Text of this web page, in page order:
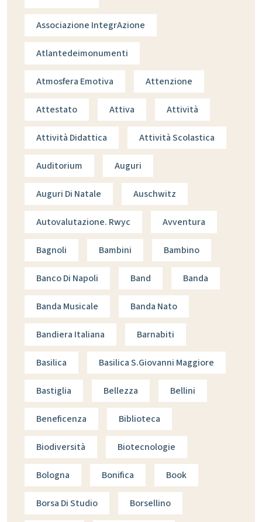
Associazione IntegrAzione
Atlantedeimonumenti
Atmosfera Emotiva Attenzione
Attestato Attiva Attività
Attività Didattica Attività Scolastica
Auditorium Auguri
Auguri Di Natale Auschwitz
Autovalutazione. Rwyc Avventura
Bagnoli Bambini Bambino
Banco Di Napoli Band Banda
Banda Musicale Banda Nato
Bandiera Italiana Barnabiti
Basilica Basilica S.giovanni Maggiore
Bastiglia Bellezza Bellini
Beneficenza Biblioteca
Biodiversità Biotecnologie
Bologna Bonifica Book
Borsa Di Studio Borsellino